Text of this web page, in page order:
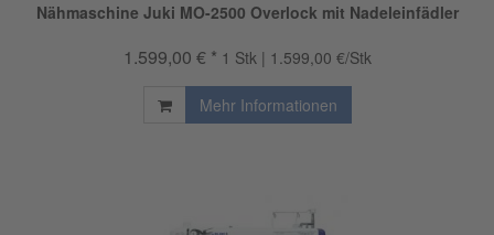
Nähmaschine Juki MO-2500 Overlock mit Nadeleinfädler
1.599,00 € * 1 Stk | 1.599,00 €/Stk
Mehr Informationen